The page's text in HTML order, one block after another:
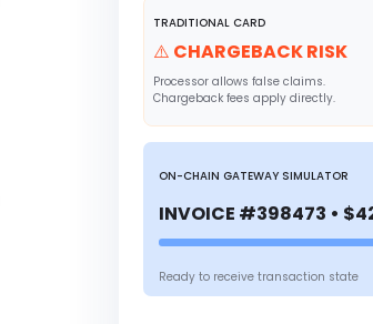
TRADITIONAL CARD
⚠️ CHARGEBACK RISK
Processor allows false claims.
Chargeback fees apply directly.
ON-CHAIN GATEWAY SIMULATOR
INVOICE #398473 •
Ready to receive transaction state